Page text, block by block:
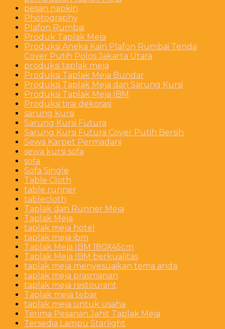
pesan napkin
Photography
Plafon Rumbai
Produk Taplak Meja
Produksi Aneka Kain Plafon Rumbai Tenda
Cover Putih Polos Jakarta Utara
produksi taplak meja
Produksi Taplak Meja Bundar
Produksi Taplak Meja dan Sarung Kursi
Produksi Taplak Meja IBM
Produksi tirai dekorasi
sarung kursi
Sarung Kursi Futura
Sarung Kursi Futura Cover Putih Bersih
Sewa Karpet Permadani
sewa kursi sofa
sofa
Sofa Single
Table Cloth
table runner
tablecloth
Taplak dan Runner Meja
Taplak Meja
taplak meja hotel
taplak meja ibm
Taplak Meja IBM 180X45cm
Taplak Meja IBM berkualitas
taplak meja menyesuaikan tema anda
taplak meja prasmanan
taplak meja restourant
Taplak meja tebar
taplak meja untuk usaha
Terima Pesanan Jahit Taplak Meja
Tersedia Lampu Starlight